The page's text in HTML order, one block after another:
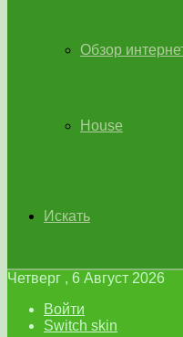
Обзор
House
Искать
Четверг , 6 Август 2026
Войти
Switch skin